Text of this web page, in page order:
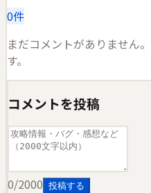
0件
まだコメントがありません
す。
コメントを投稿
0/2000 投稿する